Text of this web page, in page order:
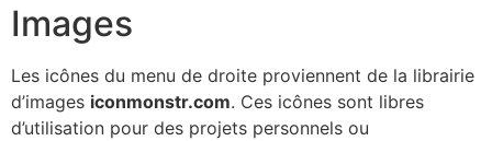
Images
Les icônes du menu de droite proviennent de la librairie
d’images iconmonstr.com. Ces icônes sont libres
d’utilisation pour des projets personnels ou